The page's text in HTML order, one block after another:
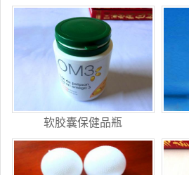
软胶囊保健品瓶